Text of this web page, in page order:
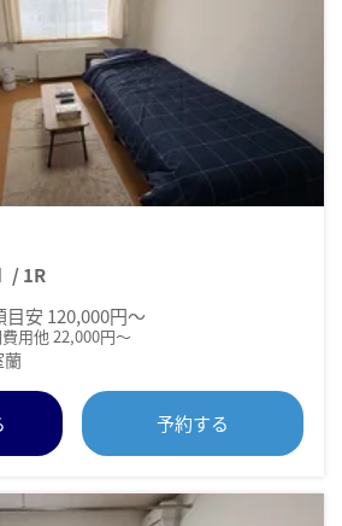
/ 1R
目安 120,000円～
用他 22,000円～
蘭
予約する